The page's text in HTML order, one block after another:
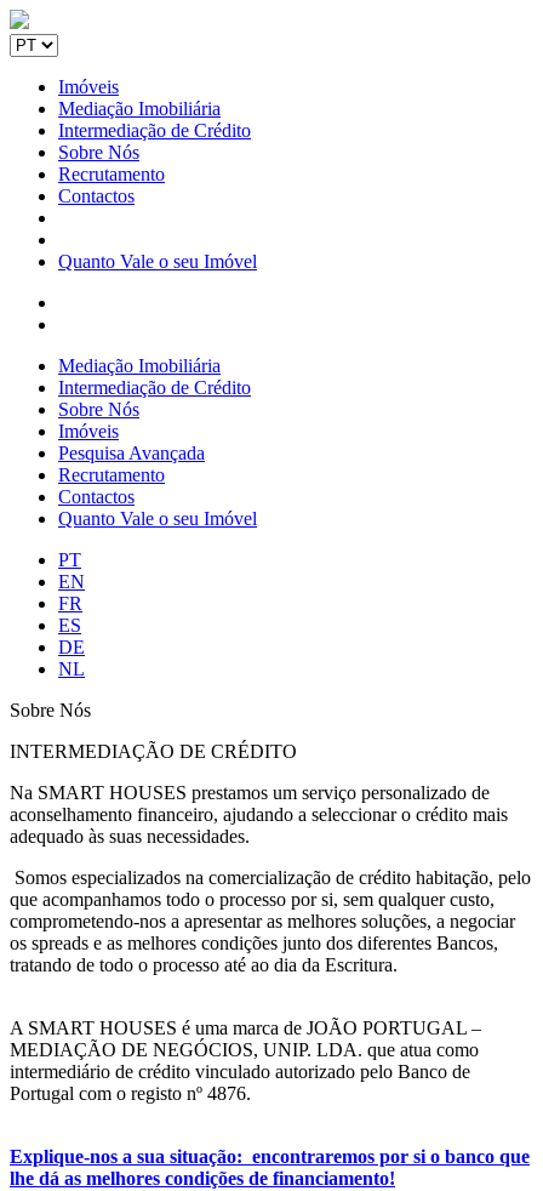
Imóveis
Mediação Imobiliária
Intermediação de Crédito
Sobre Nós
Recrutamento
Contactos
Quanto Vale o seu Imóvel
Mediação Imobiliária
Intermediação de Crédito
Sobre Nós
Imóveis
Pesquisa Avançada
Recrutamento
Contactos
Quanto Vale o seu Imóvel
PT
EN
FR
ES
DE
NL
Sobre Nós
INTERMEDIAÇÃO DE CRÉDITO
Na SMART HOUSES prestamos um serviço personalizado de
aconselhamento financeiro, ajudando a seleccionar o crédito mais
adequado às suas necessidades.
Somos especializados na comercialização de crédito habitação, pelo
que acompanhamos todo o processo por si, sem qualquer custo,
comprometendo-nos a apresentar as melhores soluções, a negociar
os spreads e as melhores condições junto dos diferentes Bancos,
tratando de todo o processo até ao dia da Escritura.
A SMART HOUSES é uma marca de JOÃO PORTUGAL –
MEDIAÇÃO DE NEGÓCIOS, UNIP. LDA. que atua como
intermediário de crédito vinculado autorizado pelo Banco de
Portugal com o registo nº 4876.
Explique-nos a sua situação: encontraremos por si o banco que
lhe dá as melhores condições de financiamento!